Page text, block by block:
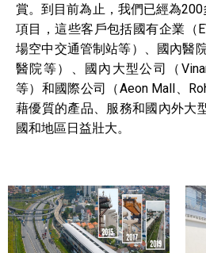
賞。到目前為止，我們已經為
項目，這些客戶包括國有企業（
場空中交通管制站等）、國內醫
醫院等）、國內大型公司（
等）和國際公司（Aeon Mall、
藉優質的產品、服務和國內外大
國和地區日益壯大。